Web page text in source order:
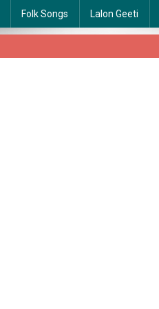
Folk Songs Lalon Geeti